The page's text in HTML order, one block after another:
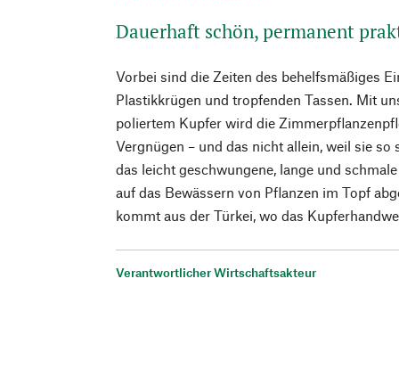
Dauerhaft schön, permanent
Vorbei sind die Zeiten des behelfsmäßiges
Plastikkrügen und tropfenden Tassen. Mit
poliertem Kupfer wird die
Vergnügen – und das nicht allein, weil sie
das leicht geschwungene, lange und
auf das Bewässern von Pflanzen im Topf
kommt aus der Türkei, wo das
Verantwortlicher Wirtschaftsakteur